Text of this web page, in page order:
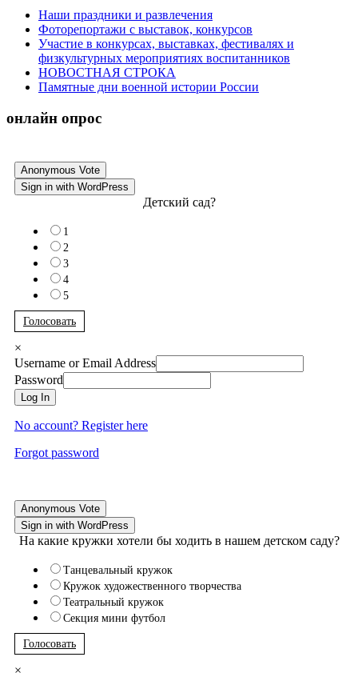
Наши праздники и развлечения
Фоторепортажи с выставок, конкурсов
Участие в конкурсах, выставках, фестивалях и
физкультурных мероприятиях воспитанников
НОВОСТНАЯ СТРОКА
Памятные дни военной истории России
онлайн опрос
Anonymous Vote
Sign in with WordPress
Детский сад?
1
2
3
4
5
Голосовать
×
Username or Email Address
Password
Log In
No account? Register here
Forgot password
Anonymous Vote
Sign in with WordPress
На какие кружки хотели бы ходить в нашем детском саду?
Танцевальный кружок
Кружок художественного творчества
Театральный кружок
Секция мини футбол
Голосовать
×